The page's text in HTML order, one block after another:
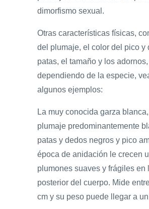
dimorfismo sexual.
Otras características físicas,
del plumaje, el color del pico y
patas, el tamaño y los
dependiendo de la especie,
algunos ejemplos:
La muy conocida garza
plumaje predominantemente
patas y dedos negros y pico
época de anidación le crecen
plumones suaves y frágiles en
posterior del cuerpo. Mide
cm y su peso puede llegar a